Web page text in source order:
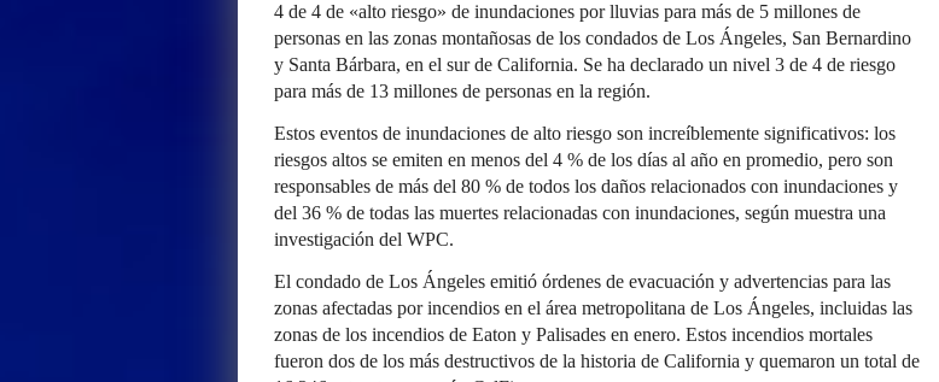
4 de 4 de «alto riesgo» de inundaciones por lluvias para más de 5 millones de
personas en las zonas montañosas de los condados de Los Ángeles, San Bernardino
y Santa Bárbara, en el sur de California. Se ha declarado un nivel 3 de 4 de riesgo
para más de 13 millones de personas en la región.
Estos eventos de inundaciones de alto riesgo son increíblemente significativos: los
riesgos altos se emiten en menos del 4 % de los días al año en promedio, pero son
responsables de más del 80 % de todos los daños relacionados con inundaciones y
del 36 % de todas las muertes relacionadas con inundaciones, según muestra una
investigación del WPC.
El condado de Los Ángeles emitió órdenes de evacuación y advertencias para las
zonas afectadas por incendios en el área metropolitana de Los Ángeles, incluidas las
zonas de los incendios de Eaton y Palisades en enero. Estos incendios mortales
fueron dos de los más destructivos de la historia de California y quemaron un total de